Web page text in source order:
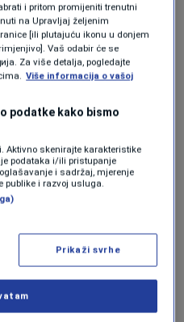
želi - novi dogovor. Za
U
Izetbegoviću je
problem da mi
pitanju, ali na
smislu, sasvim
potpredsjdnika
Vladi FBiH, sa jednim
i pritom promijeniti trenutni
na Upravljaj željenim
[ili plutajuću ikonu u donjem
Vaš odabir će se
Za više detalja, pogledajte
Više informacija o vašoj
podatke kako bismo
Aktivno skenirajte karakteristike
podataka i/ili pristupanje
i sadržaj, mjerenje
publike i razvoj usluga.
Prikaži svrhe